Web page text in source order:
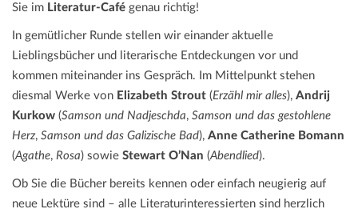
Sie im Literatur-Café genau richtig!
In gemütlicher Runde stellen wir einander aktuelle
Lieblingsbücher und literarische Entdeckungen vor und
kommen miteinander ins Gespräch. Im Mittelpunkt stehen
diesmal Werke von Elizabeth Strout (Erzähl mir alles), Andrij
Kurkow (Samson und Nadjeschda, Samson und das gestohlene
Herz, Samson und das Galizische Bad), Anne Catherine Bomann
(Agathe, Rosa) sowie Stewart O’Nan (Abendlied).
Ob Sie die Bücher bereits kennen oder einfach neugierig auf
neue Lektüre sind – alle Literaturinteressierten sind herzlich